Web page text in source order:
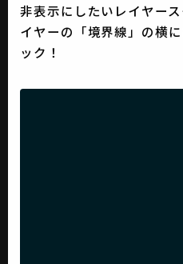
非表示にしたいレイヤー
イヤーの「境界線」の横
ック！